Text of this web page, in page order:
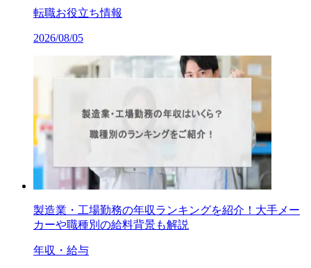
転職お役立ち情報
2026/08/05
製造業・工場勤務の年収ランキングを紹介！大手メー
カーや職種別の給料背景も解説
年収・給与